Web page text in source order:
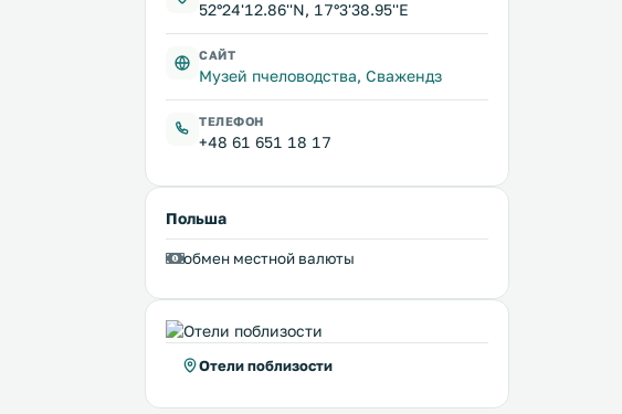
52°24'12.86''N, 17°3'38.95''E
САЙТ
Музей пчеловодства, Сважендз
ТЕЛЕФОН
+48 61 651 18 17
Польша
обмен местной валюты
Отели поблизости